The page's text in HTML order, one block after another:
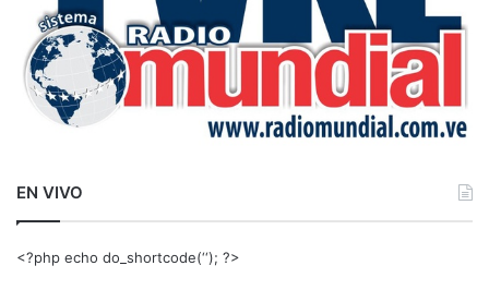
EN VIVO
<?php echo do_shortcode(‘‘); ?>